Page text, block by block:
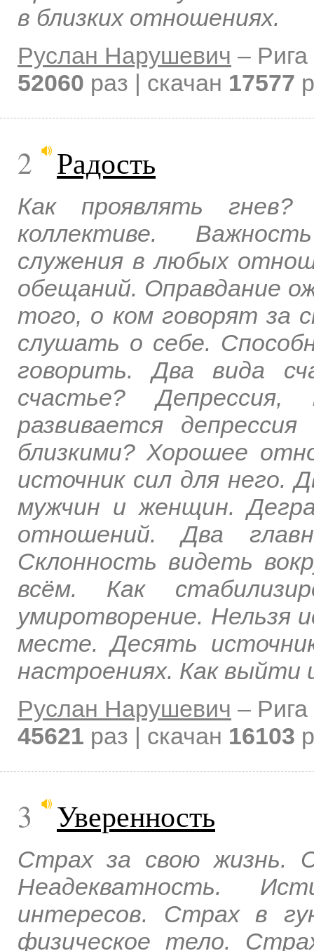
в близких отношениях.
Руслан Нарушевич –
52060 раз | скачан 17577
2 Радость
Как проявлять гнев?
коллективе.
служения в любых
обещаний. Оправдание
того, о ком говорят за
слушать о себе.
говорить. Два вида
счастье?
развивается
близкими? Хорошее
источник сил для него.
мужчин и женщин.
отношений. Два
Склонность видеть
всём. Как
умиротворение. Нельзя
месте. Десять
настроениях. Как выйти
Руслан Нарушевич –
45621 раз | скачан 16103
3 Уверенность
Страх за свою жизнь.
Неадекватность.
интересов. Страх в
физическое тело.